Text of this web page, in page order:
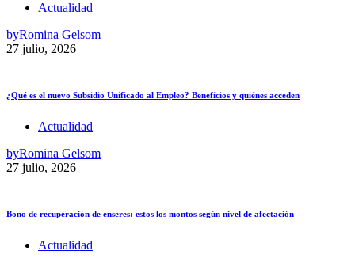
Actualidad
byRomina Gelsom
27 julio, 2026
¿Qué es el nuevo Subsidio Unificado al Empleo? Beneficios y quiénes acceden
Actualidad
byRomina Gelsom
27 julio, 2026
Bono de recuperación de enseres: estos los montos según nivel de afectación
Actualidad